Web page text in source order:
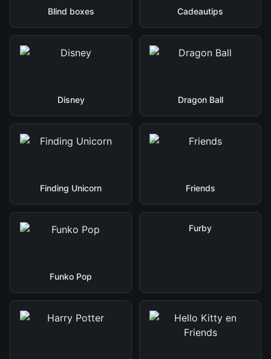
Blind boxes Cadeautips
Disney Dragon Ball
Finding Unicorn Friends
Funko Pop
Furby